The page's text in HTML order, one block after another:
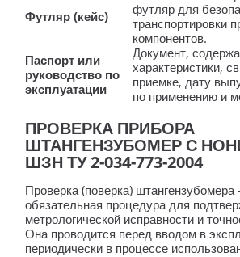
Футляр (кейс)
футляр для
транспортировки
компонентов.
Паспорт или
руководство по
эксплуатации
Документ,
характеристики,
приемке, дату
по применению и
ПРОВЕРКА ПРИБОРА
ШТАНГЕНЗУБОМЕР С
ШЗН ТУ 2-034-773-2004
Проверка (поверка) штангензубомера
обязательная процедура для
метрологической исправности и
Она проводится перед вводом в
периодически в процессе